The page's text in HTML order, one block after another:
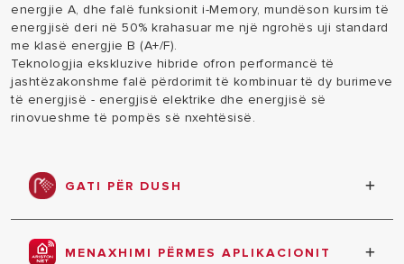
energjie A, dhe falë funksionit i-Memory, mundëson kursim të
energjisë deri në 50% krahasuar me një ngrohës uji standard
me klasë energjie B (A+/F).
Teknologjia ekskluzive hibride ofron performancë të
jashtëzakonshme falë përdorimit të kombinuar të dy burimeve
të energjisë - energjisë elektrike dhe energjisë së
rinovueshme të pompës së nxehtësisë.
GATI PËR DUSH
Njoftohuni kur uji të jetë gati për dushin e parë
nëpërmjet ekranit në ngrohësin e ujit dhe
smartphone tuaj, duke përdorur aplikacionin Ariston
MENAXHIMI PËRMES APLIKACIONIT